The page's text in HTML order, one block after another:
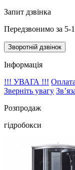
Запит дзвінка
Передзвонимо за 5-
Зворотній дзвінок
Інформація
!!! УВАГА !!! Оплата
Зверніть увагу
Розпродаж
гідробокси